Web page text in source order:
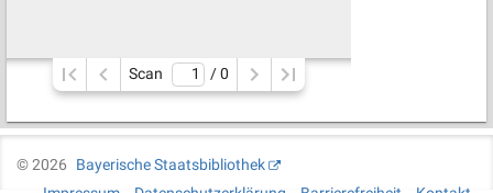
Scan / 0
©2026
Bayerische Staatsbibliothek